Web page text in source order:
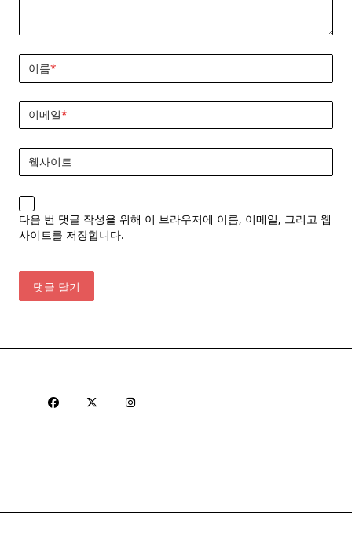
이름*
이메일*
웹사이트
다음 번 댓글 작성을 위해 이 브라우저에 이름, 이메일, 그리고 웹
사이트를 저장합니다.